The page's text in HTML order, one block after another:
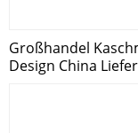
Großhandel
Design China